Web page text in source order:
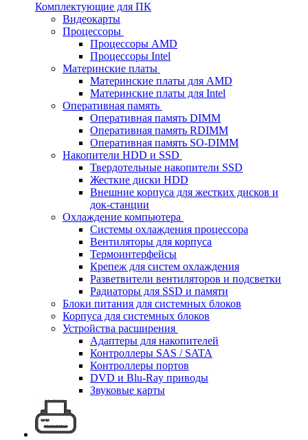
Комплектующие для ПК
Видеокарты
Процессоры
Процессоры AMD
Процессоры Intel
Материнские платы
Материнские платы для AMD
Материнские платы для Intel
Оперативная память
Оперативная память DIMM
Оперативная память RDIMM
Оперативная память SO-DIMM
Накопители HDD и SSD
Твердотельные накопители SSD
Жесткие диски HDD
Внешние корпуса для жестких дисков и
док-станции
Охлаждение компьютера
Системы охлаждения процессора
Вентиляторы для корпуса
Термоинтерфейсы
Крепеж для систем охлаждения
Разветвители вентиляторов и подсветки
Радиаторы для SSD и памяти
Блоки питания для системных блоков
Корпуса для системных блоков
Устройства расширения
Адаптеры для накопителей
Контроллеры SAS / SATA
Контроллеры портов
DVD и Blu-Ray приводы
Звуковые карты